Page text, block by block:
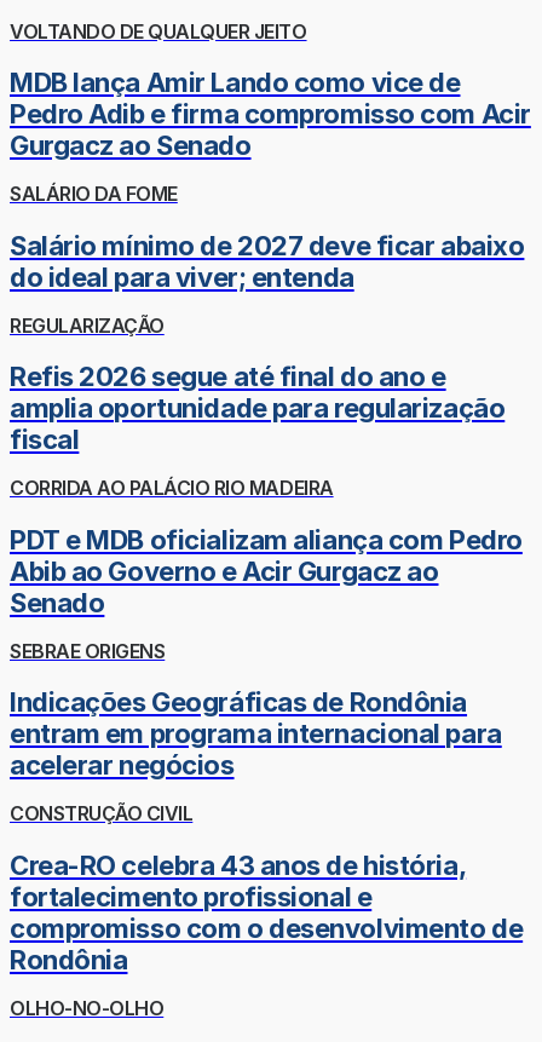
VOLTANDO DE QUALQUER JEITO
MDB lança Amir Lando como vice de
Pedro Adib e firma compromisso com Acir
Gurgacz ao Senado
SALÁRIO DA FOME
Salário mínimo de 2027 deve ficar abaixo
do ideal para viver; entenda
REGULARIZAÇÃO
Refis 2026 segue até final do ano e
amplia oportunidade para regularização
fiscal
CORRIDA AO PALÁCIO RIO MADEIRA
PDT e MDB oficializam aliança com Pedro
Abib ao Governo e Acir Gurgacz ao
Senado
SEBRAE ORIGENS
Indicações Geográficas de Rondônia
entram em programa internacional para
acelerar negócios
CONSTRUÇÃO CIVIL
Crea-RO celebra 43 anos de história,
fortalecimento profissional e
compromisso com o desenvolvimento de
Rondônia
OLHO-NO-OLHO